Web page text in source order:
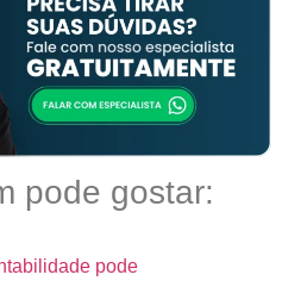
pode gostar:
pode